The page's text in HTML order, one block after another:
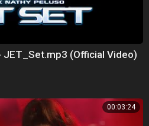
JET_Set.mp3 (Official Video)
00:03:24